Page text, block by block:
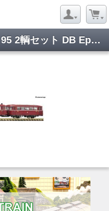
【予約】レールカー VT 95 2輌セット DB Ep3 DCC Sound